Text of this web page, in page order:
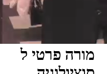
מורה פרטי ל